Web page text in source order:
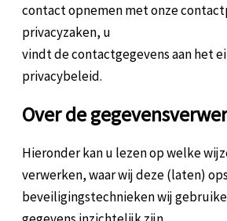
contact opnemen met onze
privacyzaken, u
vindt de contactgegevens aan het
privacybeleid.
Over de
Hieronder kan u lezen op welke
verwerken, waar wij deze (laten)
beveiligingstechnieken wij